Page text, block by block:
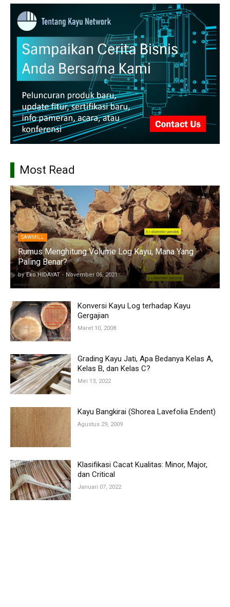
Most Read
SAWMILL
Rumus Menghitung Volume Log Kayu, Mana Yang
Paling Benar?
by Eko HIDAYAT - November 06, 2021
Konversi Kayu Log terhadap Kayu
Gergajian
Maret 10, 2008
Grading Kayu Jati, Apa Bedanya Kelas A,
Kelas B, dan Kelas C?
Mei 13, 2022
Kayu Bangkirai (Shorea Lavefolia Endent)
Agustus 29, 2009
Klasifikasi Cacat Kualitas: Minor, Major,
dan Critical
Januari 07, 2022